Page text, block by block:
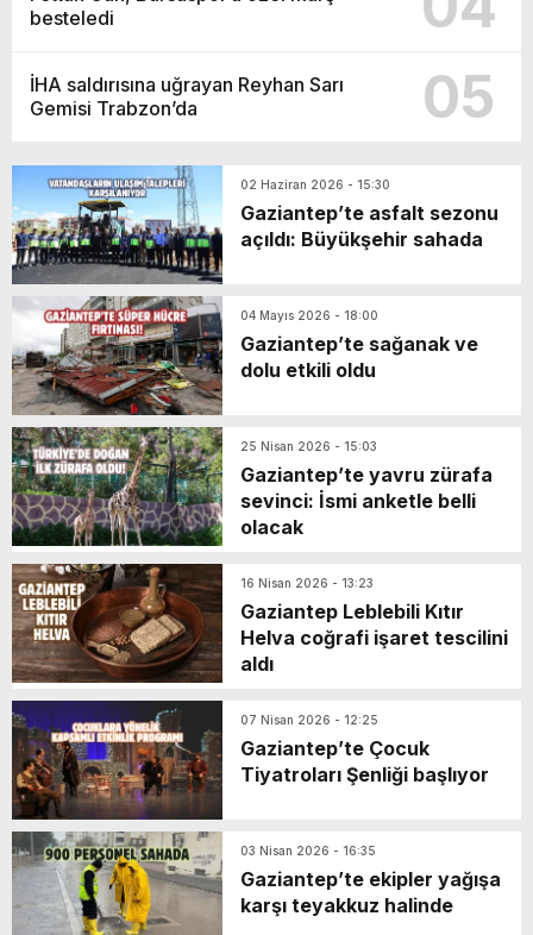
besteledi
İHA saldırısına uğrayan Reyhan Sarı
Gemisi Trabzon’da
05
02 Haziran 2026 - 15:30
Gaziantep’te asfalt sezonu
açıldı: Büyükşehir sahada
04 Mayıs 2026 - 18:00
Gaziantep’te sağanak ve
dolu etkili oldu
25 Nisan 2026 - 15:03
Gaziantep’te yavru zürafa
sevinci: İsmi anketle belli
olacak
16 Nisan 2026 - 13:23
Gaziantep Leblebili Kıtır
Helva coğrafi işaret tescilini
aldı
07 Nisan 2026 - 12:25
Gaziantep’te Çocuk
Tiyatroları Şenliği başlıyor
03 Nisan 2026 - 16:35
Gaziantep’te ekipler yağışa
karşı teyakkuz halinde